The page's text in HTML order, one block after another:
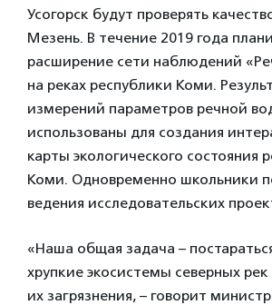
Усогорск будут проверять
Мезень. В течение 2019 года
расширение сети наблюдений
на реках республики Коми.
измерений параметров речной
использованы для создания
карты экологического состояния
Коми. Одновременно школьники
ведения исследовательских
«Наша общая задача –
хрупкие экосистемы северных
их загрязнения, – говорит